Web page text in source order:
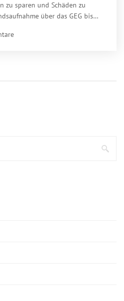
zu sparen und Schäden zu
über das GEG bis